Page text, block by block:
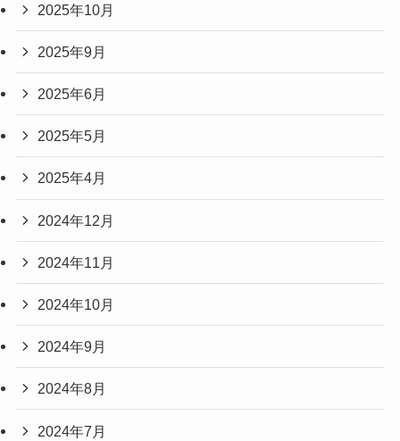
2025年10月
2025年9月
2025年6月
2025年5月
2025年4月
2024年12月
2024年11月
2024年10月
2024年9月
2024年8月
2024年7月